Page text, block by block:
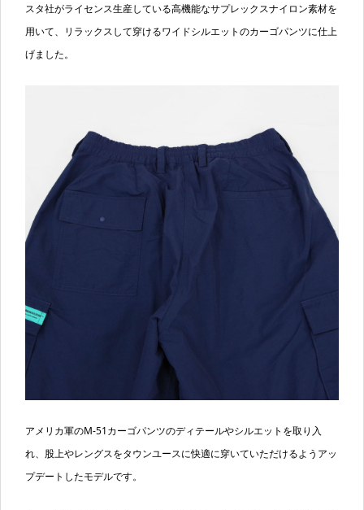
スタ社がライセンス生産している高機能なサプレックスナイロン素材を
用いて、リラックスして穿けるワイドシルエットのカーゴパンツに仕上
げました。
アメリカ軍のM-51カーゴパンツのディテールやシルエットを取り入
れ、股上やレングスをタウンユースに快適に穿いていただけるようアッ
プデートしたモデルです。